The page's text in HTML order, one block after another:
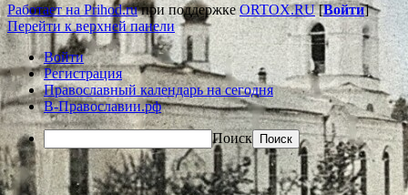
Работает на Prihod.ruпри поддержкеORTOX.RU[Войти]
Перейти к верхней панели
Войти
Регистрация
Православный календарь на сегодня
В-Православии.рф
Поиск